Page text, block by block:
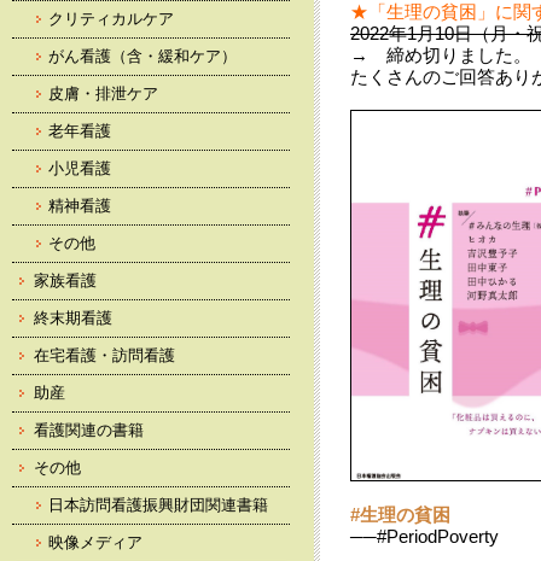
★ 「生理の貧困」に関
2022年1月10日（月・
→ 締め切りました。
たくさんのご回答あり
#生理の貧困
──#PeriodPoverty
クリティカルケア
がん看護（含・緩和ケア）
皮膚・排泄ケア
老年看護
小児看護
精神看護
その他
家族看護
終末期看護
在宅看護・訪問看護
助産
看護関連の書籍
その他
日本訪問看護振興財団関連書籍
映像メディア